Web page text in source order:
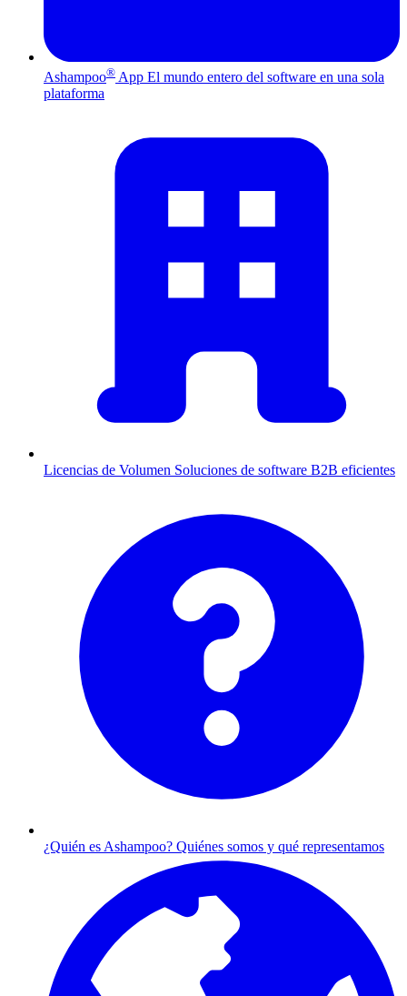
Ashampoo® App El mundo entero del software en una sola
plataforma
Licencias de Volumen Soluciones de software B2B eficientes
¿Quién es Ashampoo? Quiénes somos y qué representamos